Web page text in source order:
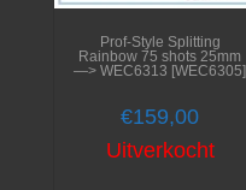
Prof-Style Splitting
Rainbow 75 shots 25mm
—> WEC6313 [WEC6305]
€159,00
Uitverkocht